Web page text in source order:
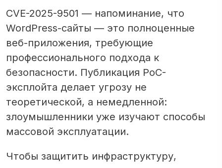
CVE-2025-9501 — напоминание, что
WordPress-сайты — это полноценные
веб-приложения, требующие
профессионального подхода к
безопасности. Публикация PoC-
эксплойта делает угрозу не
теоретической, а немедленной:
злоумышленники уже изучают способы
массовой эксплуатации.
Чтобы защитить инфраструктуру,